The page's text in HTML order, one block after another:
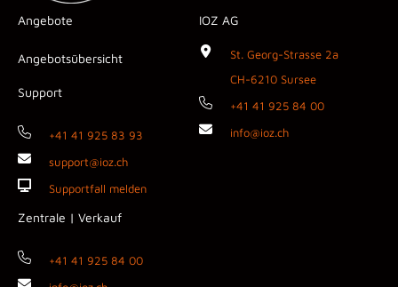
Angebote
Angebotsübersicht
Support
+41 41 925 83 93
support@ioz.ch
Supportfall melden
Zentrale | Verkauf
+41 41 925 84 00
IOZ AG
St. Georg-Strasse 2a
CH-6210 Sursee
+41 41 925 84 00
info@ioz.ch